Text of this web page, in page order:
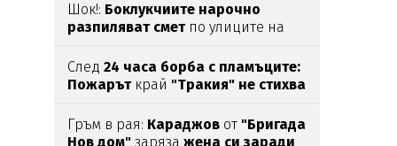
Шок!: Боклукчиите нарочно
разпиляват смет по улиците на
След 24 часа борба с пламъците:
Пожаръткрай "Тракия" не стихва
Гръм в рая: Караджов от "Бригада
Нов дом" заряза жена си заради